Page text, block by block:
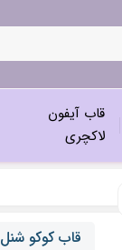
قاب آیفون
لاکچری
قاب کوکو شنل coco زنجیری کد c2234